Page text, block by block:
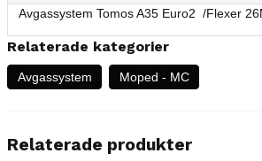
Avgassystem Tomos A35 Euro2 /Flexer
Relaterade kategorier
Avgassystem Moped - MC
Relaterade produkter